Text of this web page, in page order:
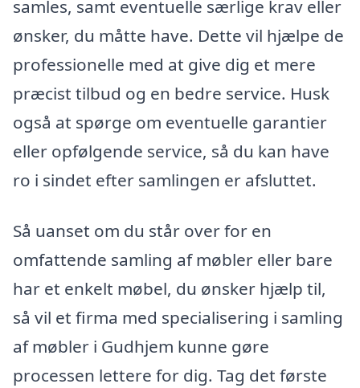
samles, samt eventuelle særlige krav eller
ønsker, du måtte have. Dette vil hjælpe de
professionelle med at give dig et mere
præcist tilbud og en bedre service. Husk
også at spørge om eventuelle garantier
eller opfølgende service, så du kan have
ro i sindet efter samlingen er afsluttet.
Så uanset om du står over for en
omfattende samling af møbler eller bare
har et enkelt møbel, du ønsker hjælp til,
så vil et firma med specialisering i samling
af møbler i Gudhjem kunne gøre
processen lettere for dig. Tag det første